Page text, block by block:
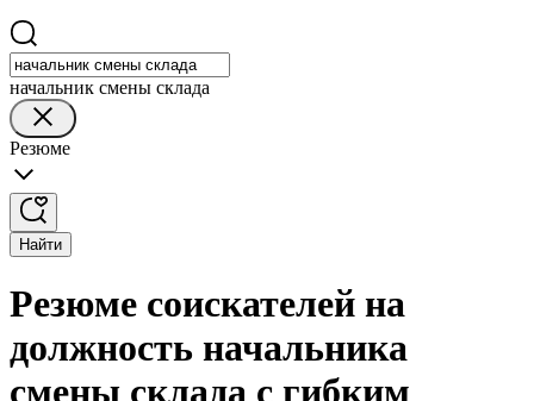
начальник смены склада
Резюме
Найти
Резюме соискателей на
должность начальника
смены склада с гибким